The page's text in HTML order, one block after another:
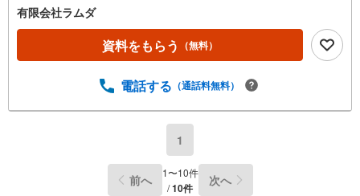
有限会社ラムダ
資料をもらう （無料）
電話する （通話料無料）
1
前へ 1〜10件
/10件 次へ